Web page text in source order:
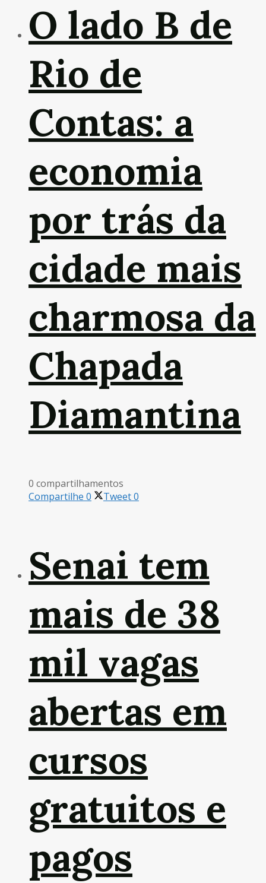
O lado B de
Rio de
Contas: a
economia
por trás da
cidade mais
charmosa da
Chapada
Diamantina
0 compartilhamentos
Compartilhe 0 Tweet0
Senai tem
mais de 38
mil vagas
abertas em
cursos
gratuitos e
pagos